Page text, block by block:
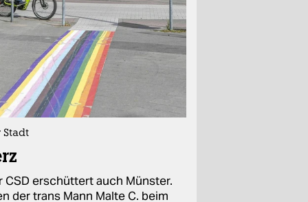
Stadt
CSD erschüttert auch Münster.
der trans Mann Malte C. beim